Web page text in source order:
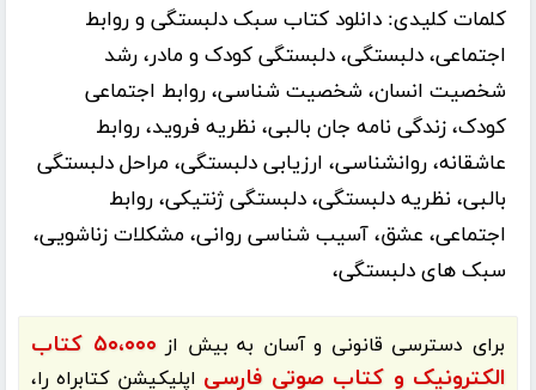
کلمات کلیدی: دانلود کتاب سبک دلبستگی و روابط
اجتماعی، دلبستگی، دلبستگی کودک و مادر، رشد
شخصیت انسان، شخصیت شناسی، روابط اجتماعی
کودک، زندگی‌ نامه جان بالبی، نظریه فروید، روابط
عاشقانه، روانشناسی، ارزیابی دلبستگی، مراحل دلبستگی
بالبی، نظریه دلبستگی، دلبستگی ژنتیکی، روابط
اجتماعی، عشق، آسیب شناسی روانی، مشکلات زناشویی،
سبک های دلبستگی،
برای دسترسی قانونی و آسان به بیش از
۵۰،۰۰۰ کتاب
الکترونیک و کتاب صوتی فارسی اپلیکیشنکتابراهرا،